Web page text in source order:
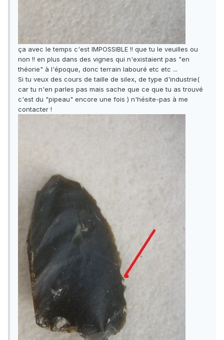
ça avec le temps c'est IMPOSSIBLE !! que tu le veuilles ou
non !! en plus dans des vignes qui n'existaient pas "en
théorie" à l'époque, donc terrain labouré etc etc ...
Si tu veux des cours de taille de silex, de type d'industrie(
car tu n'en parles pas mais sache que ce que tu as trouvé
c'est du "pipeau" encore une fois ) n'hésite-pas à me
contacter !